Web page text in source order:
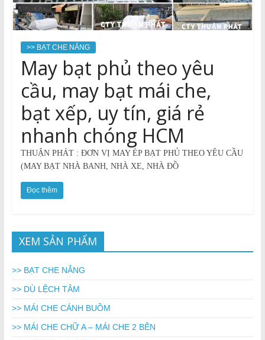
>> BẠT CHE NẮNG
May bạt phủ theo yêu
cầu, may bạt mái che,
bạt xếp, uy tín, giá rẻ
nhanh chóng HCM
THUẬN PHÁT : ĐƠN VỊ MAY ÉP BẠT PHỦ THEO YÊU CẦU
(MAY BẠT NHÀ BANH, NHÀ XE, NHÀ ĐỒ
Đọc thêm
XEM SẢN PHẨM
>> BẠT CHE NẮNG
>> DÙ LỆCH TÂM
>> MÁI CHE CÁNH BUỒM
>> MÁI CHE CHỮ A – MÁI CHE 2 BÊN